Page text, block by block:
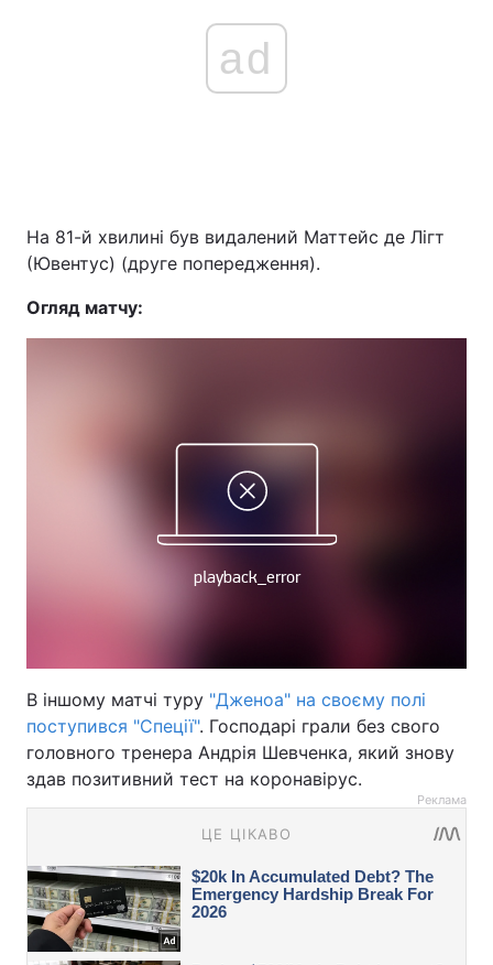
ad
На 81-й хвилині був видалений Маттейс де Лігт
(Ювентус) (друге попередження).
Огляд матчу:
В іншому матчі туру "Дженоа" на своєму полі
поступився "Спеції". Господарі грали без свого
головного тренера Андрія Шевченка, який знову
здав позитивний тест на коронавірус.
Реклама